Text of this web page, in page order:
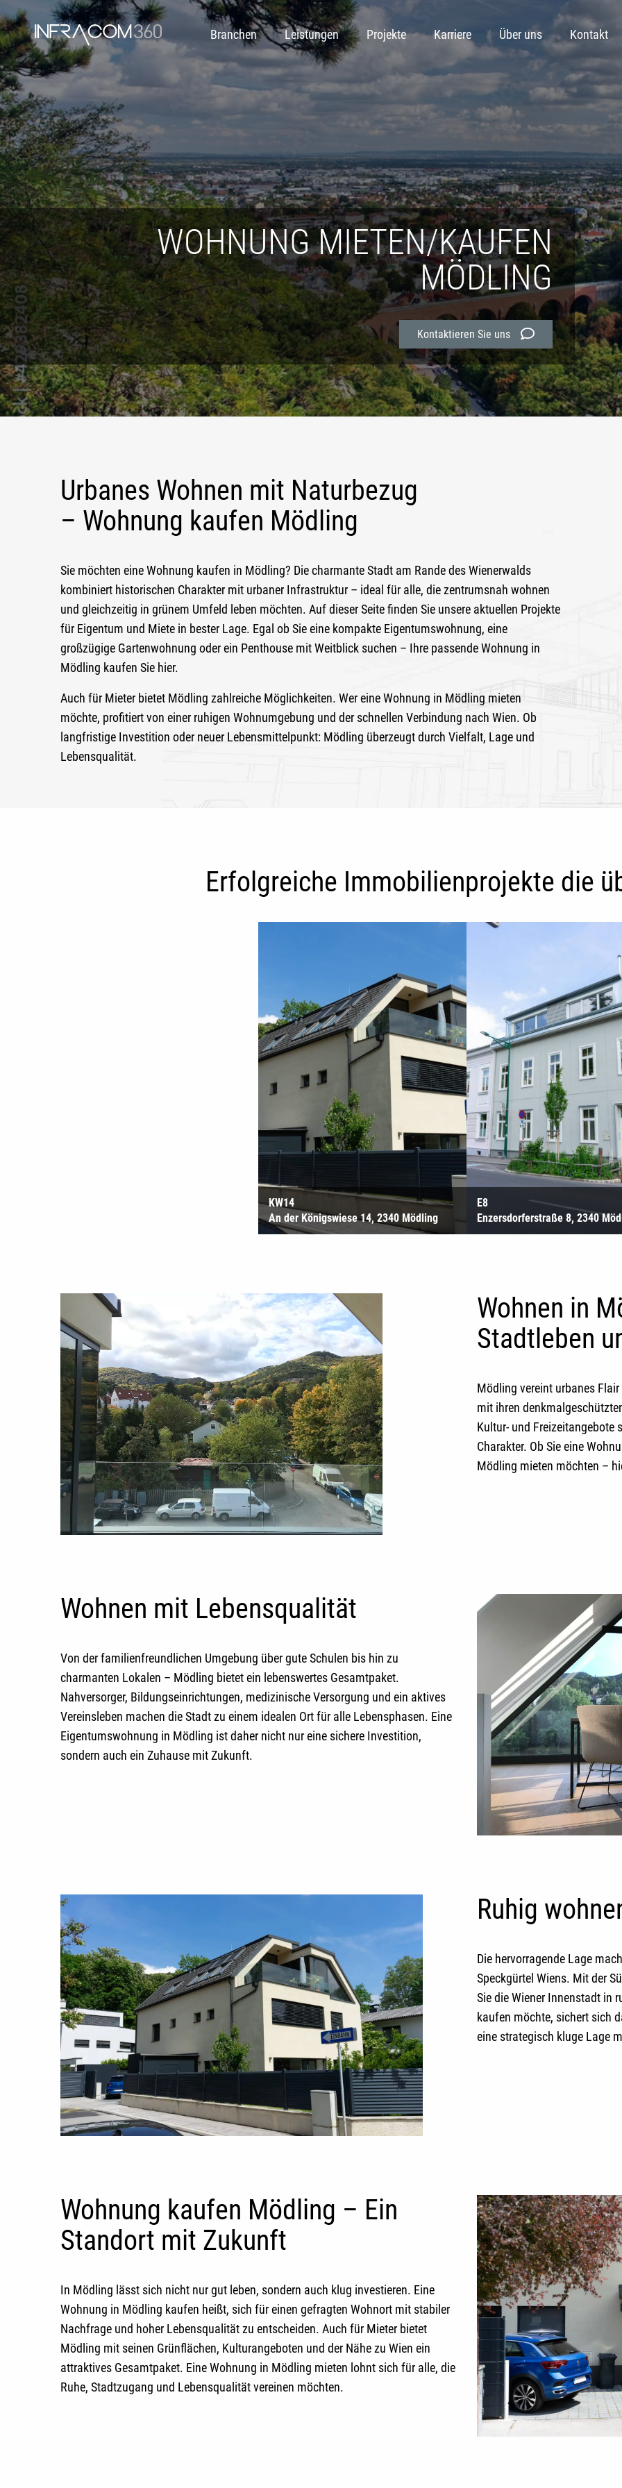
Branchen Leistungen Projekte Karriere Über uns Kontakt
WOHNUNG MIETEN/KAUFEN
MÖDLING
Kontaktieren Sie uns
Urbanes Wohnen mit Naturbezug
– Wohnung kaufen Mödling
Sie möchten eineWohnung kaufen in Mödling? Die charmante Stadt am Rande des Wienerwalds
kombiniert historischen Charakter mit urbaner Infrastruktur – ideal für alle, die zentrumsnah wohnen
und gleichzeitig in grünem Umfeld leben möchten. Auf dieser Seite finden Sie unsere aktuellen Projekte
für Eigentum und Miete in bester Lage. Egal ob Sie eine kompakte Eigentumswohnung, eine
großzügige Gartenwohnung oder ein Penthouse mit Weitblick suchen – Ihre passendeWohnung in
Mödling kaufen Sie hier.
Auch für Mieter bietet Mödling zahlreiche Möglichkeiten. Wer eineWohnung in Mödling mieten
möchte, profitiert von einer ruhigen Wohnumgebung und der schnellen Verbindung nach Wien. Ob
langfristige Investition oder neuer Lebensmittelpunkt: Mödling überzeugt durch Vielfalt, Lage und
Lebensqualität.
Erfolgreiche Immobilienprojekte die
KW14
An der Königswiese 14, 2340 Mödling
E8
Enzersdorferstraße 8, 2340
Wohnen in
Stadtleben
Mödling vereint urbanes
mit ihren
Kultur- und
Charakter. Ob Sie eine
Mödling mieten möchten –
Wohnen mit Lebensqualität
Von der familienfreundlichen Umgebung über gute Schulen bis hin zu
charmanten Lokalen – Mödling bietet ein lebenswertes Gesamtpaket.
Nahversorger, Bildungseinrichtungen, medizinische Versorgung und ein aktives
Vereinsleben machen die Stadt zu einem idealen Ort für alle Lebensphasen. Eine
Eigentumswohnung in Mödling ist daher nicht nur eine sichere Investition,
sondern auch ein Zuhause mit Zukunft.
Ruhig
Die hervorragende Lage
Speckgürtel Wiens. Mit der
Sie die Wiener Innenstadt in
kaufen möchte, sichert sich
eine strategisch kluge Lage
Wohnung kaufen Mödling – Ein
Standort mit Zukunft
In Mödling lässt sich nicht nur gut leben, sondern auch klug investieren. Eine
Wohnung in Mödling kaufen heißt, sich für einen gefragten Wohnort mit stabiler
Nachfrage und hoher Lebensqualität zu entscheiden. Auch für Mieter bietet
Mödling mit seinen Grünflächen, Kulturangeboten und der Nähe zu Wien ein
attraktives Gesamtpaket. EineWohnung in Mödling mieten lohnt sich für alle, die
Ruhe, Stadtzugang und Lebensqualität vereinen möchten.